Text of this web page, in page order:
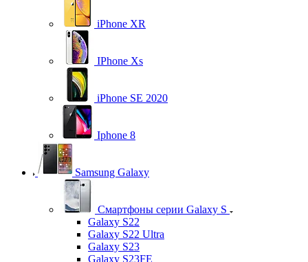
iPhone XR
IPhone Xs
iPhone SE 2020
Iphone 8
Samsung Galaxy
Смартфоны серии Galaxy S
Galaxy S22
Galaxy S22 Ultra
Galaxy S23
Galaxy S23FE